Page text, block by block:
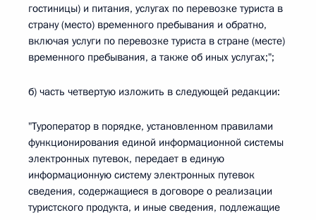
гостиницы) и питания, услугах по перевозке туриста в
страну (место) временного пребывания и обратно,
включая услуги по перевозке туриста в стране (месте)
временного пребывания, а также об иных услугах;";
б) часть четвертую изложить в следующей редакции:
"Туроператор в порядке, установленном правилами
функционирования единой информационной системы
электронных путевок, передает в единую
информационную систему электронных путевок
сведения, содержащиеся в договоре о реализации
туристского продукта, и иные сведения, подлежащие